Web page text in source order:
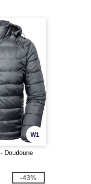
W1
Doudoune
-43%